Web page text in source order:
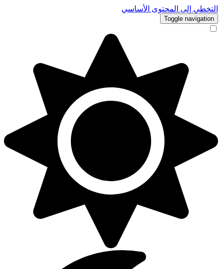
إلى المحتوى الأساسي
Toggle